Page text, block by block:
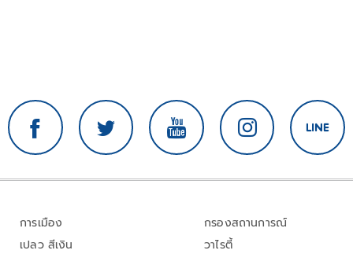
การเมือง
เปลว สีเงิน
กรองสถานการณ์
วาไรตี้